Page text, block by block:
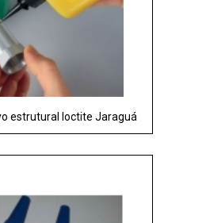
estrutural loctite Jaraguá